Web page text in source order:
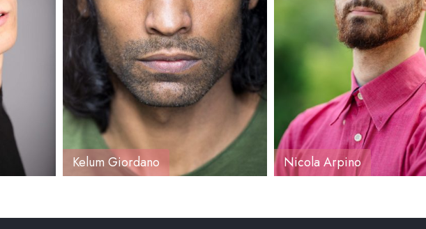
Kelum Giordano Nicola Arpino